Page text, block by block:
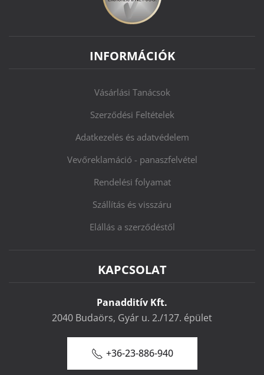
INFORMÁCIÓK
Vásárlási Tanácsok
Szerződési Feltételek
Adatkezelés és adatvédelem
Vevőreklamáció - panaszfelvétel
Rendelési folyamat
Szállítás és visszáru
Elállás a szerződéstől
KAPCSOLAT
Panadditív Kft.
2040 Budaörs, Gyár u. 2./127. épület
+36-23-886-940